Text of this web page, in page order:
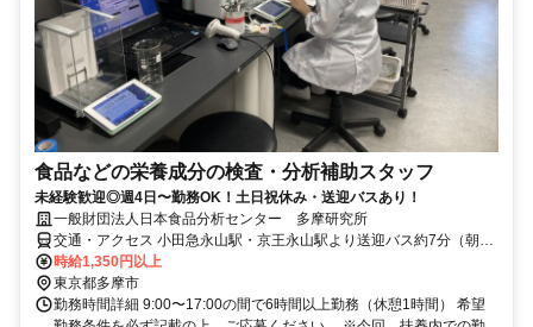
食品などの栄養成分の検査・分析補助スタッフ
未経験歓迎◎週4日〜勤務OK！土日祝休み・送迎バスあり！
一般財団法人日本食品分析センター 多摩研究所
交通・アクセス 小田急永山駅・京王永山駅より送迎バス約7分（朝夕
あり・朝は5分おき運行）
時給1,350円以上
東京都多摩市
勤務時間詳細 9:00〜17:00の間で6時間以上勤務（休憩1時間） 希望